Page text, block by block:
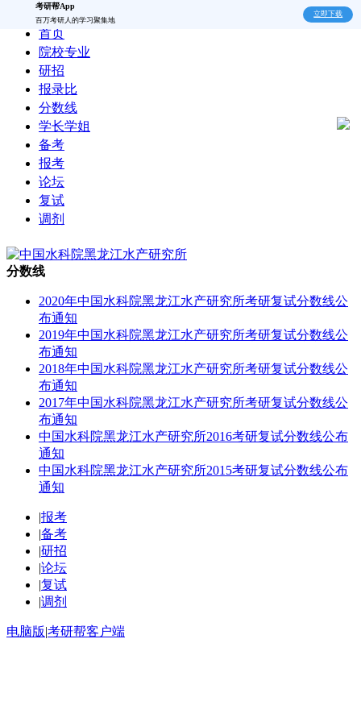
考研帮App
百万考研人的学习聚集地
立即下载
首页
院校专业
研招
报录比
分数线
学长学姐
备考
报考
论坛
复试
调剂
分数线
2020年中国水科院黑龙江水产研究所考研复试分数线公
布通知
2019年中国水科院黑龙江水产研究所考研复试分数线公
布通知
2018年中国水科院黑龙江水产研究所考研复试分数线公
布通知
2017年中国水科院黑龙江水产研究所考研复试分数线公
布通知
中国水科院黑龙江水产研究所2016考研复试分数线公布
通知
中国水科院黑龙江水产研究所2015考研复试分数线公布
通知
|报考
|备考
|研招
|论坛
|复试
|调剂
电脑版|考研帮客户端